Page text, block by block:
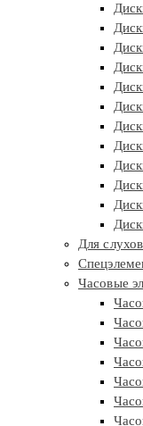
Для
Часовые